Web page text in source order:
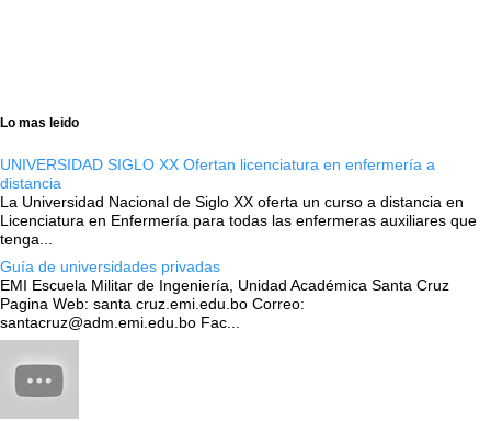
Lo mas leido
UNIVERSIDAD SIGLO XX Ofertan licenciatura en enfermería a
distancia
La Universidad Nacional de Siglo XX oferta un curso a distancia en
Licenciatura en Enfermería para todas las enfermeras auxiliares que
tenga...
Guía de universidades privadas
EMI Escuela Militar de Ingeniería, Unidad Académica Santa Cruz
Pagina Web: santa cruz.emi.edu.bo Correo:
santacruz@adm.emi.edu.bo Fac...